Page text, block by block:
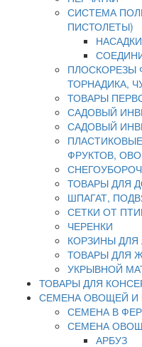
СИСТЕМА
ПИСТОЛЕТЫ)
ПЛОСКОРЕЗЫ
ТОРНАДИКА,
ТОВАРЫ
САДОВЫЙ
САДОВЫЙ
ФРУКТОВ,
ТОВАРЫ ДЛЯ
ШПАГАТ,
СЕТКИ ОТ
ЧЕРЕНКИ
КОРЗИНЫ
ТОВАРЫ ДЛЯ
УКРЫВНОЙ
ТОВАРЫ ДЛЯ
СЕМЕНА ОВОЩЕЙ И
СЕМЕНА В
СЕМЕНА
АРБУЗ